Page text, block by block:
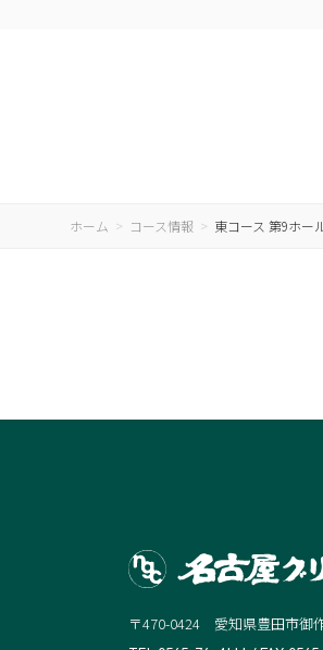
ホーム コース情報 東コース 第9ホー
〒470-0424 愛知県豊田市御